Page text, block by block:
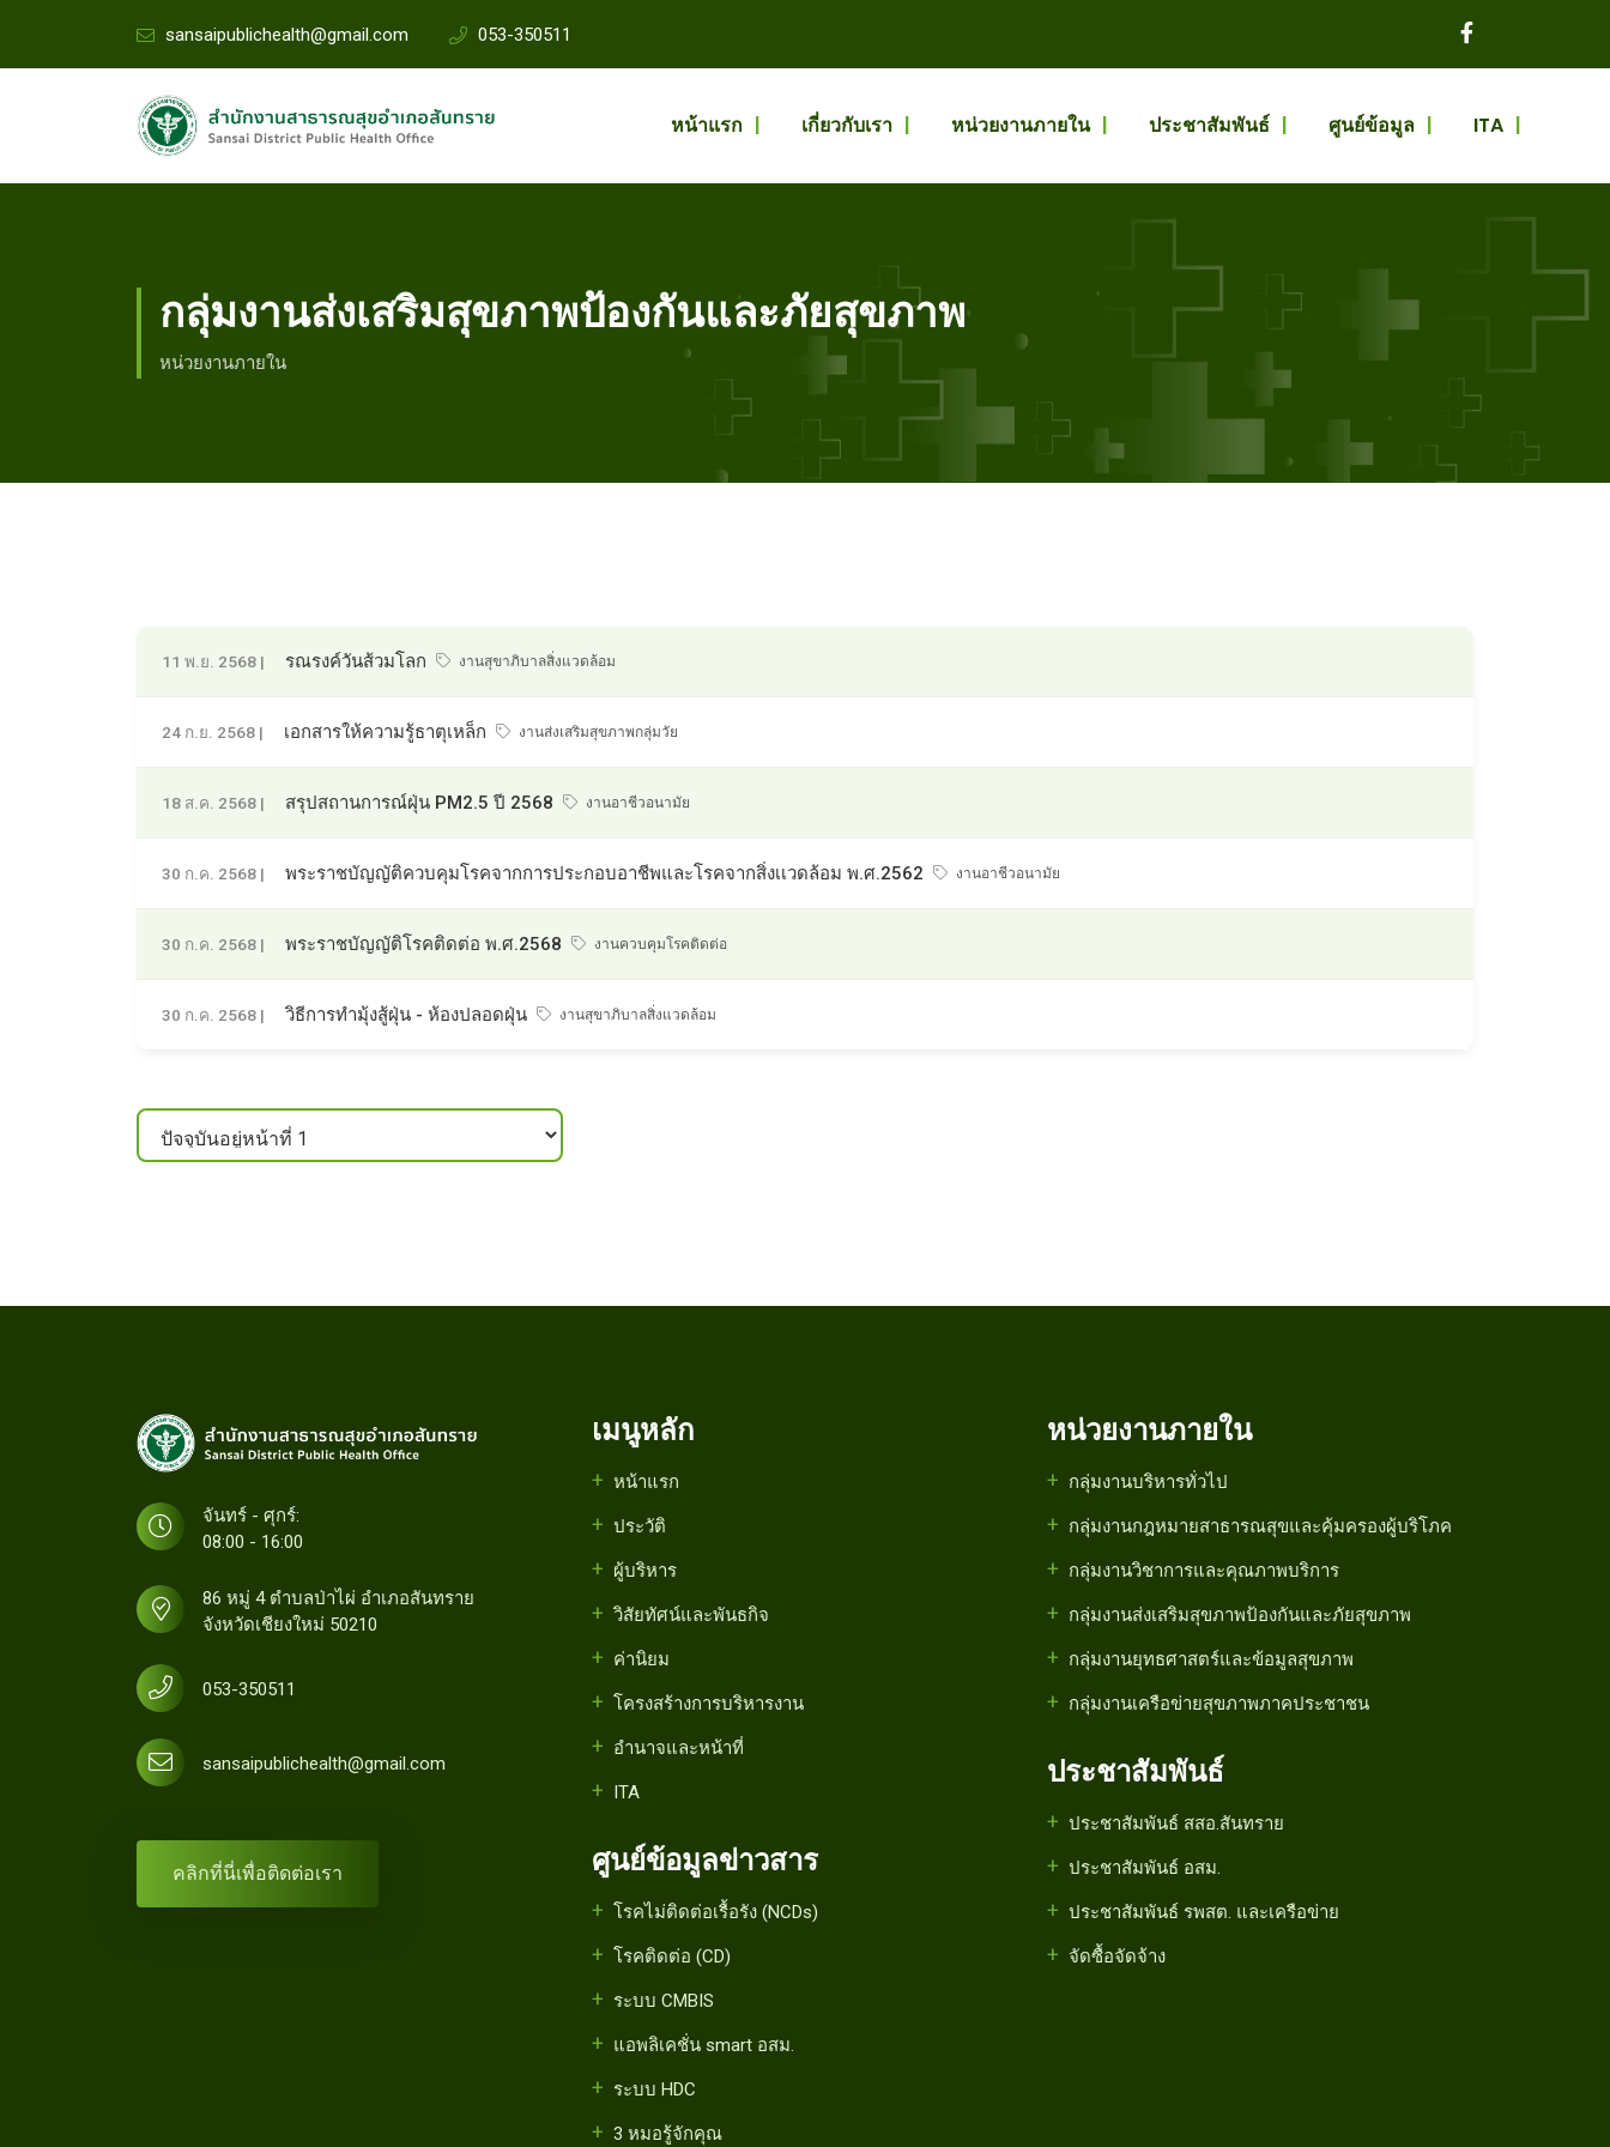
sansaipublichealth@gmail.com 053-350511
หน้าแรก เกี่ยวกับเรา หน่วยงานภายใน ประชาสัมพันธ์ ศูนย์ข้อมูล ITA
กลุ่มงานส่งเสริมสุขภาพป้องกันและภัยสุขภาพ
หน่วยงานภายใน
11 พ.ย. 2568 | รณรงค์วันส้วมโลก งานสุขาภิบาลสิ่งแวดล้อม
24 ก.ย. 2568 | เอกสารให้ความรู้ธาตุเหล็ก งานส่งเสริมสุขภาพกลุ่มวัย
18 ส.ค. 2568 | สรุปสถานการณ์ฝุ่น PM2.5 ปี 2568 งานอาชีวอนามัย
30 ก.ค. 2568 | พระราชบัญญัติควบคุมโรคจากการประกอบอาชีพและโรคจากสิ่งเเวดล้อม พ.ศ.2562 งานอาชีวอนามัย
30 ก.ค. 2568 | พระราชบัญญัติโรคติดต่อ พ.ศ.2568 งานควบคุมโรคติดต่อ
30 ก.ค. 2568 | วิธีการทำมุ้งสู้ฝุ่น - ห้องปลอดฝุ่น งานสุขาภิบาลสิ่งแวดล้อม
จันทร์ - ศุกร์:
08:00 - 16:00
86 หมู่ 4 ตำบลป่าไผ่ อำเภอสันทราย
จังหวัดเชียงใหม่ 50210
053-350511
sansaipublichealth@gmail.com
คลิกที่นี่เพื่อติดต่อเรา
เมนูหลัก
หน้าแรก
ประวัติ
ผู้บริหาร
วิสัยทัศน์และพันธกิจ
ค่านิยม
โครงสร้างการบริหารงาน
อำนาจและหน้าที่
ITA
ศูนย์ข้อมูลข่าวสาร
โรคไม่ติดต่อเรื้อรัง (NCDs)
โรคติดต่อ (CD)
ระบบ CMBIS
แอพลิเคชั่น smart อสม.
ระบบ HDC
3 หมอรู้จักคุณ
หน่วยงานภายใน
กลุ่มงานบริหารทั่วไป
กลุ่มงานกฎหมายสาธารณสุขและคุ้มครองผู้บริโภค
กลุ่มงานวิชาการและคุณภาพบริการ
กลุ่มงานส่งเสริมสุขภาพป้องกันและภัยสุขภาพ
กลุ่มงานยุทธศาสตร์และข้อมูลสุขภาพ
กลุ่มงานเครือข่ายสุขภาพภาคประชาชน
ประชาสัมพันธ์
ประชาสัมพันธ์ สสอ.สันทราย
ประชาสัมพันธ์ อสม.
ประชาสัมพันธ์ รพสต. และเครือข่าย
จัดซื้อจัดจ้าง